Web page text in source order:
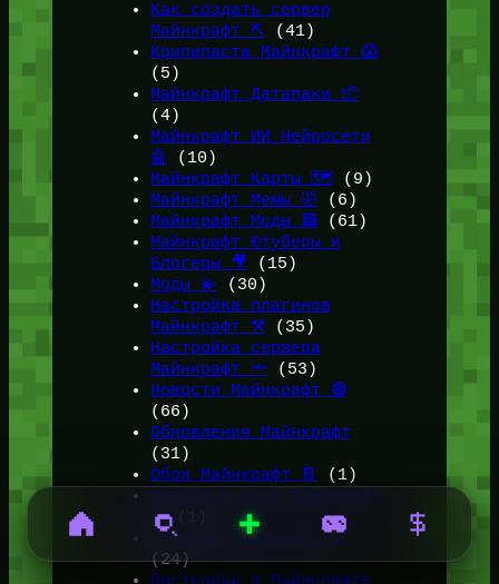
Как создать сервер
Майнкрафт ⛏️ (41)
Крипипаста Майнкрафт 😱
(5)
Майнкрафт Датапаки 📦
(4)
Майнкрафт ИИ Нейросети
🤖
(10)
Майнкрафт Карты 🗺️ (9)
Майнкрафт Мемы 🤣 (6)
Майнкрафт Моды 🟩
(61)
Майнкрафт Ютуберы и
Блогеры 🎥
(15)
Моды 💫
(30)
Настройка плагинов
Майнкрафт ⚒️(35)
Настройка сервера
Майнкрафт 🔦 (53)
Новости Майнкрафт 🔴
(66)
Обновления Майнкрафт
(31)
Обои Майнкрафт 📔
(1)
Ошибки и Баги Майнкрафт
🐞(1)
Плагины Майнкрафт ♨️
(24)